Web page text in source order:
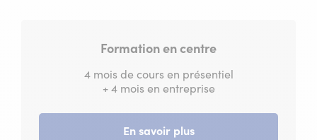
Formation en centre
4 mois de cours en présentiel
+ 4 mois en entreprise
En savoir plus